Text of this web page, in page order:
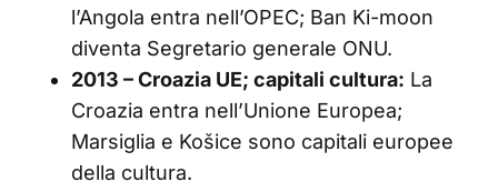
l’Angola entra nell’OPEC; Ban Ki-moon
diventa Segretario generale ONU.
2013 – Croazia UE; capitali cultura: La
Croazia entra nell’Unione Europea;
Marsiglia e Košice sono capitali europee
della cultura.